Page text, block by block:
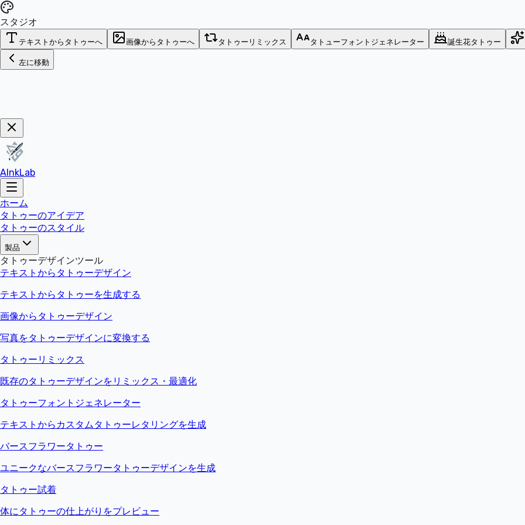
スタジオ
テキストからタトゥーへ 画像からタトゥーへ タトゥーリミックス タトューフォントジェネレーター 誕生花タトゥー
左に移動
AInkLab
ホーム
タトゥーのアイデア
タトゥーのスタイル
製品
タトゥーデザインツール
テキストからタトゥーデザイン
テキストからタトゥーを生成する
画像からタトゥーデザイン
写真をタトゥーデザインに変換する
タトゥーリミックス
既存のタトゥーデザインをリミックス・最適化
タトゥーフォントジェネレーター
テキストからカスタムタトゥーレタリングを生成
バースフラワータトゥー
ユニークなバースフラワータトゥーデザインを生成
タトゥー試着
体にタトゥーの仕上がりをプレビュー